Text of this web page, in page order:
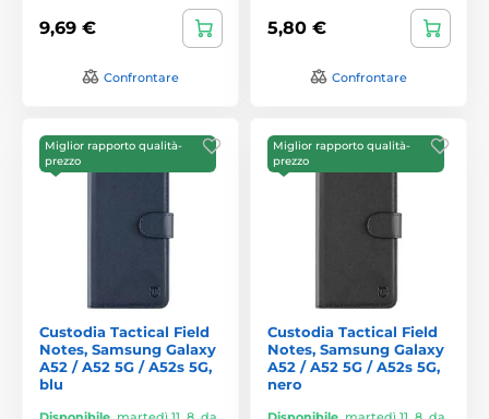
9,69 €
Confrontare
5,80 €
Confrontare
Miglior rapporto qualità-
prezzo
Custodia Tactical Field
Notes, Samsung Galaxy
A52 / A52 5G / A52s 5G,
blu
Miglior rapporto qualità-
prezzo
Custodia Tactical Field
Notes, Samsung Galaxy
A52 / A52 5G / A52s 5G,
nero